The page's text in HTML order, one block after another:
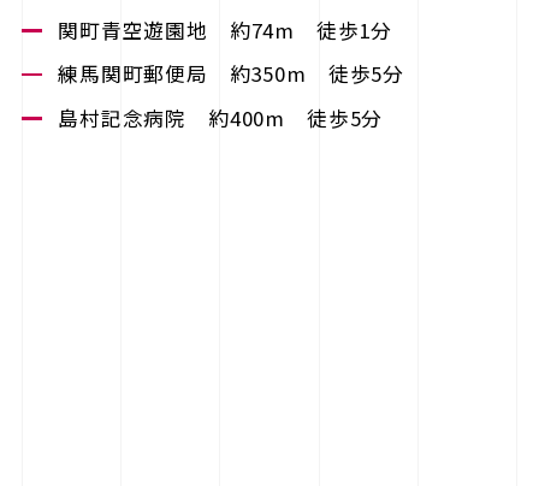
関町青空遊園地 約74m 徒歩1分
練馬関町郵便局 約350m 徒歩5分
島村記念病院 約400m 徒歩5分